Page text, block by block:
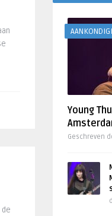
Young
Geschreven